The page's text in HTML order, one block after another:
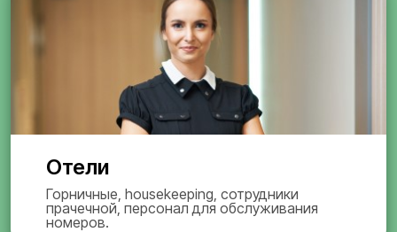
Отели
Горничные, housekeeping, сотрудники
прачечной, персонал для обслуживания
номеров.